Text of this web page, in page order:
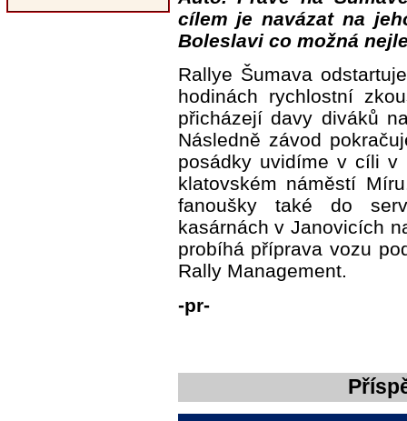
cílem je navázat na
Boleslavi co možná
Rallye Šumava
hodinách rychlostní
přicházejí davy diváků
Následně závod
posádky uvidíme v cíli v
klatovském náměstí
fanoušky také do
kasárnách v Janovicích
probíhá příprava vozu
Rally Management.
-pr-